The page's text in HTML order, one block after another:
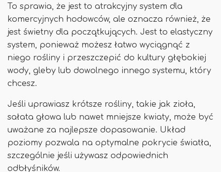
To sprawia, że ​​jest to atrakcyjny system dla
komercyjnych hodowców, ale oznacza również, że
jest świetny dla początkujących. Jest to elastyczny
system, ponieważ możesz łatwo wyciągnąć z
niego rośliny i przeszczepić do kultury głębokiej
wody, gleby lub dowolnego innego systemu, który
chcesz.
Jeśli uprawiasz krótsze rośliny, takie jak zioła,
sałata głowa lub nawet mniejsze kwiaty, może być
uważane za najlepsze dopasowanie. Układ
poziomy pozwala na optymalne pokrycie światła,
szczególnie jeśli używasz odpowiednich
odbłyśników.